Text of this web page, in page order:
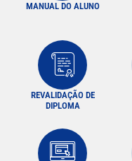
MANUAL DO ALUNO
REVALIDAÇÃO DE
DIPLOMA